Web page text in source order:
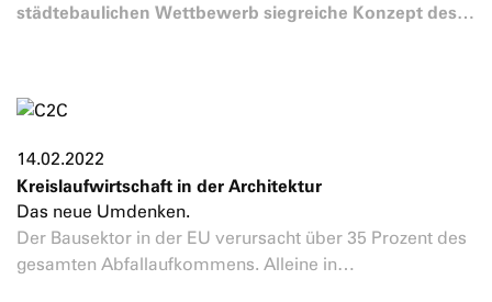
städtebaulichen Wettbewerb siegreiche Konzept des…
14.02.2022
Kreislaufwirtschaft in der Architektur
Das neue Umdenken.
Der Bausektor in der EU verursacht über 35 Prozent des
gesamten Abfallaufkommens. Alleine in…